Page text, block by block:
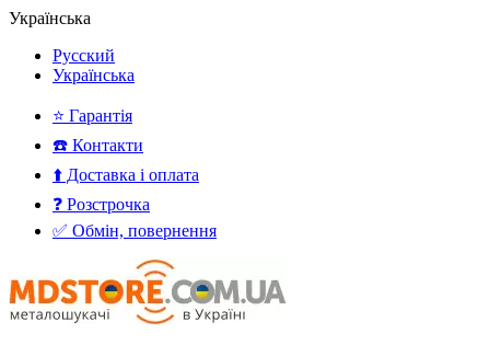
Українська
Русский
Українська
⭐ Гарантія
☎️ Контакти
⬆️ Доставка і оплата
❓ Розстрочка
✅ Обмін, повернення